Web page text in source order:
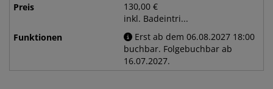
130,00 €
inkl. Badeintri...
Erst ab dem 06.08.2027 18:00
buchbar. Folgebuchbar ab
16.07.2027.